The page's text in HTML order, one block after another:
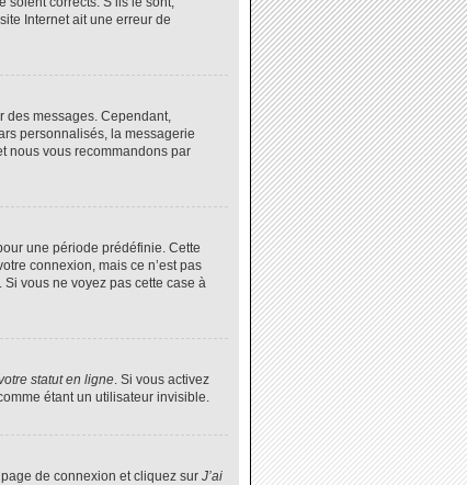
Internet ait une erreur de
des messages. Cependant,
personnalisés, la messagerie
nous vous recommandons par
une période prédéfinie. Cette
connexion, mais ce n’est pas
vous ne voyez pas cette case à
statut en ligne. Si vous activez
étant un utilisateur invisible.
de connexion et cliquez sur J’ai